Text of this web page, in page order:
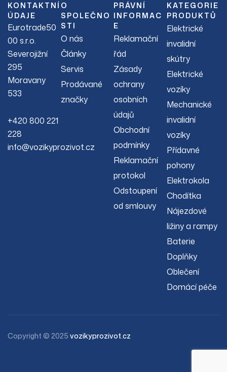
KONTAKTNÍ
ÚDAJE
Eurotrade50
00 s.r.o.
Severojižní
295
Moravany
533
+420 800 221
228
info@vozikyprozivot.cz
O
SPOLEČNO
STI
O nás
Články
Servis
Prodávané
značky
PRÁVNÍ
INFORMAC
E
Reklamační
řád
Zásady
ochrany
osobních
údajů
Obchodní
podmínky
Reklamační
protokol
Odstoupení
od smlouvy
KATEGORIE
PRODUKTŮ
Elektrické
invalidní
skútry
Elektrické
vozíky
Mechanické
invalidní
vozíky
Přídavné
pohony
Elektrokola
Chodítka
Nájezdové
ližiny a rampy
Baterie
Doplňky
Oblečení
Domácí péče
Copyright © 2025 vozikyprozivot.cz